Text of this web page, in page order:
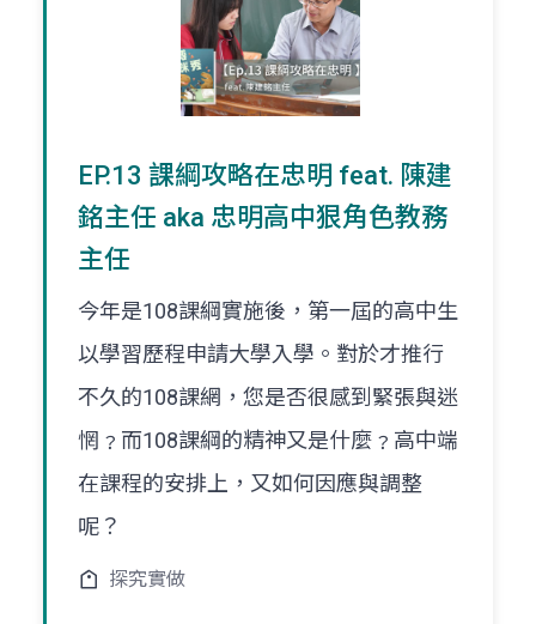
EP.13 課綱攻略在忠明 feat. 陳建
銘主任 aka 忠明高中狠角色教務
主任
今年是108課綱實施後，第一屆的高中生
以學習歷程申請大學入學。對於才推行
不久的108課網，您是否很感到緊張與迷
惘﹖而108課綱的精神又是什麼﹖高中端
在課程的安排上，又如何因應與調整
呢？
探究實做